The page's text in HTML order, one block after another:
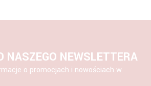
NASZEGO NEWSLETTERA
o promocjach i nowościach w